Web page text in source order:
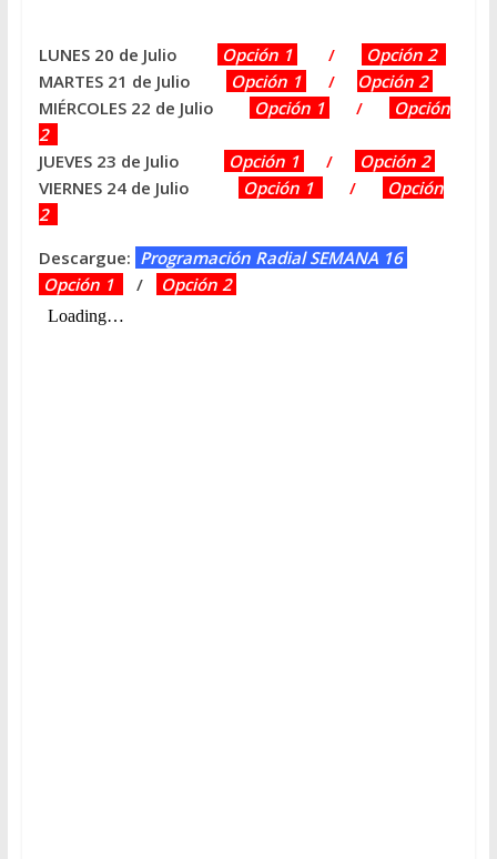
LUNES 20 de Julio Opción 1 /
Opción 2
MARTES 21 de Julio
Opción 1 /
Opción 2
MIÉRCOLES 22 de Julio
Opción 1 /
Opción
2
JUEVES 23 de Julio
Opción 1 /
Opción 2
VIERNES 24 de Julio
Opción 1 /
Opción
2
Descargue: Programación Radial SEMANA 16
Opción 1
/ Opción 2